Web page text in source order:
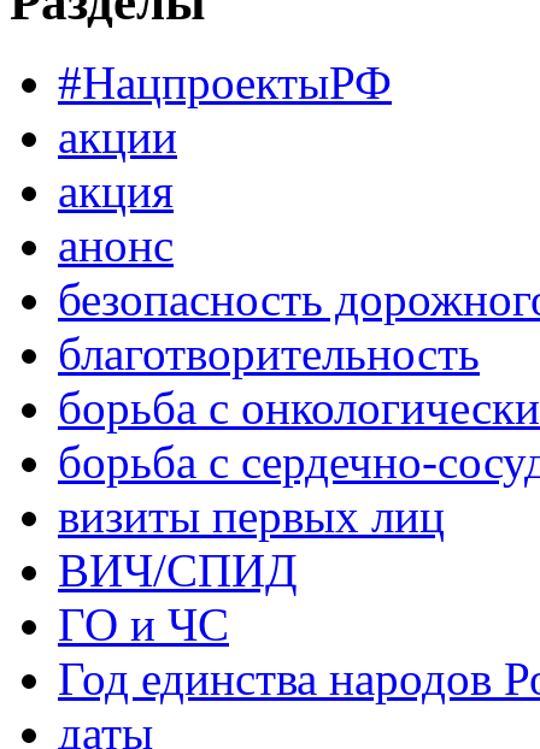
#НацпроектыРФ
акции
акция
анонс
безопасность
благотворительность
борьба с
борьба с сердечно-
визиты первых лиц
ВИЧ/СПИД
ГО и ЧС
Год единства народов
даты